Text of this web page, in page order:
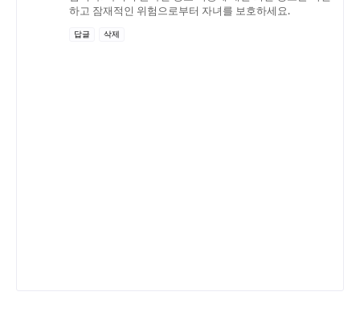
하고 잠재적인 위험으로부터 자녀를 보호하세요.
답글 삭제